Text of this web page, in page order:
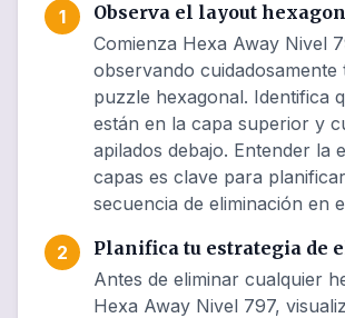
1
Observa el layout
Comienza Hexa Away Nivel
observando cuidadosamente
puzzle hexagonal. Identifica
están en la capa superior y
apilados debajo. Entender la
capas es clave para
secuencia de eliminación en
2
Planifica tu estrategia de
Antes de eliminar cualquier
Hexa Away Nivel 797,